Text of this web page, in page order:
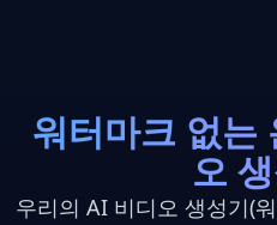
워터마크 없는
오
우리의 AI 비디오 생성기(
혁신적